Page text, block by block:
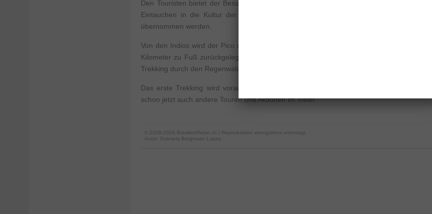
Den Touristen bietet der Besucherplan hingegen eine außergewöhnliche Chance des
Eintauchen in die Kultur der Yanomamis, da Führungen, Unterbringung und
übernommen werden.
Von den Indios wird der Pico da Neblina “Yaripo“, Berg des Windes genannt. Bis zu
Kilometer zu Fuß zurückgelegt und über 2.900 Höhenmeter überwunden werden. Etwa
Trekking durch den Regenwald, den heiligen Berg der Indios hinauf.
Das erste Trekking wird voraussichtlich im März kommenden Jahres angeboten.
schon jetzt auch andere Touren und Aktionen im Visier.
© 2008-2026 BrasilienReise.ch | Reproduktion strengstens untersagt.
Autor: Gabriela Bergmaier Lopes